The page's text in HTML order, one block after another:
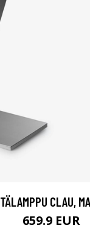
CLAU,
659.9 EUR